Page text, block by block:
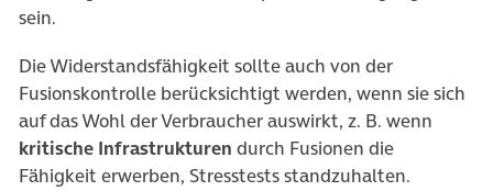
sein.
Die Widerstandsfähigkeit sollte auch von der
Fusionskontrolle berücksichtigt werden, wenn sie sich
auf das Wohl der Verbraucher auswirkt, z. B. wenn
kritische Infrastrukturen durch Fusionen die
Fähigkeit erwerben, Stresstests standzuhalten.